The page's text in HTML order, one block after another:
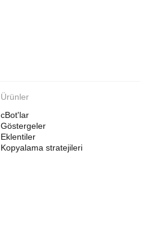
Ürünler
cBot'lar
Göstergeler
Eklentiler
Kopyalama stratejileri